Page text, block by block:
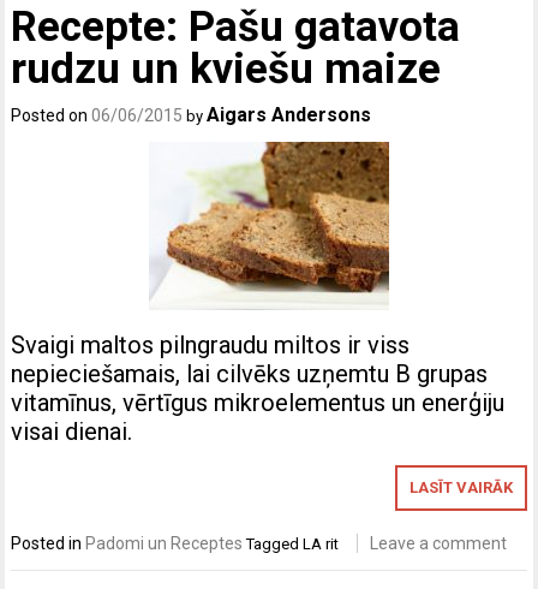
Recepte: Pašu gatavota
rudzu un kviešu maize
Posted on06/06/2015 byAigars Andersons
Svaigi maltos pilngraudu miltos ir viss
nepieciešamais, lai cilvēks uzņemtu B grupas
vitamīnus, vērtīgus mikroelementus un enerģiju
visai dienai.
LASĪT VAIRĀK
Posted in Padomi un Receptes TaggedLA rit Leave a comment